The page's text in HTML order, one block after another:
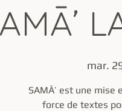
mar.
SAMĀ’ est une
force de textes